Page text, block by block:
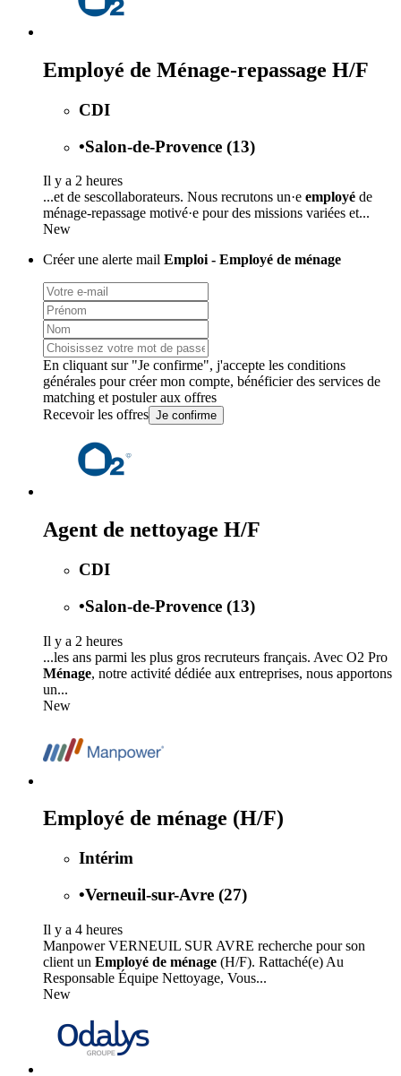
Employé de Ménage-repassage H/F
CDI
•Salon-de-Provence (13)
Il y a 2 heures
...et de sescollaborateurs. Nous recrutons un·e employé de
ménage-repassage motivé·e pour des missions variées et...
New
Créer une alerte mail Emploi - Employé de ménage
En cliquant sur "Je confirme", j'accepte les conditions
générales pour créer mon compte, bénéficier des services de
matching et postuler aux offres
Recevoir les offres Je confirme
Agent de nettoyage H/F
CDI
•Salon-de-Provence (13)
Il y a 2 heures
...les ans parmi les plus gros recruteurs français. Avec O2 Pro
Ménage, notre activité dédiée aux entreprises, nous apportons
un...
New
Employé de ménage (H/F)
Intérim
•Verneuil-sur-Avre (27)
Il y a 4 heures
Manpower VERNEUIL SUR AVRE recherche pour son
client un Employé de ménage (H/F). Rattaché(e) Au
Responsable Équipe Nettoyage, Vous...
New